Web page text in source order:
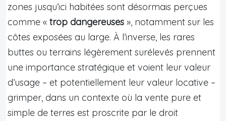
zones jusqu’ici habitées sont désormais perçues
comme « trop dangereuses », notamment sur les
côtes exposées au large. À l’inverse, les rares
buttes ou terrains légèrement surélevés prennent
une importance stratégique et voient leur valeur
d’usage – et potentiellement leur valeur locative –
grimper, dans un contexte où la vente pure et
simple de terres est proscrite par le droit